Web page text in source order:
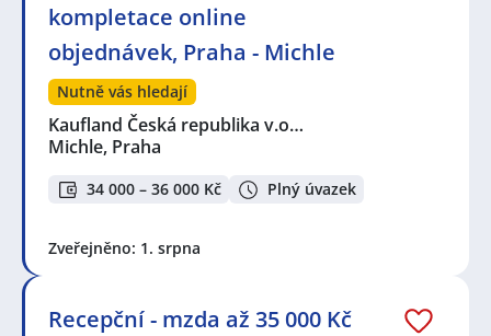
kompletace online
objednávek, Praha - Michle
Nutně vás hledají
Kaufland Česká republika v.o…
Michle, Praha
34 000 – 36 000 Kč Plný úvazek
Zveřejněno: 1. srpna
Recepční - mzda až 35 000 Kč